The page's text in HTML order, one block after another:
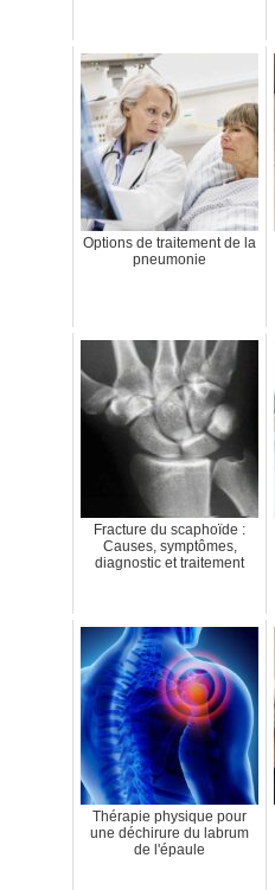
Options de traitement de la
pneumonie
Fracture du scaphoïde :
Causes, symptômes,
diagnostic et traitement
Thérapie physique pour
une déchirure du labrum
de l'épaule